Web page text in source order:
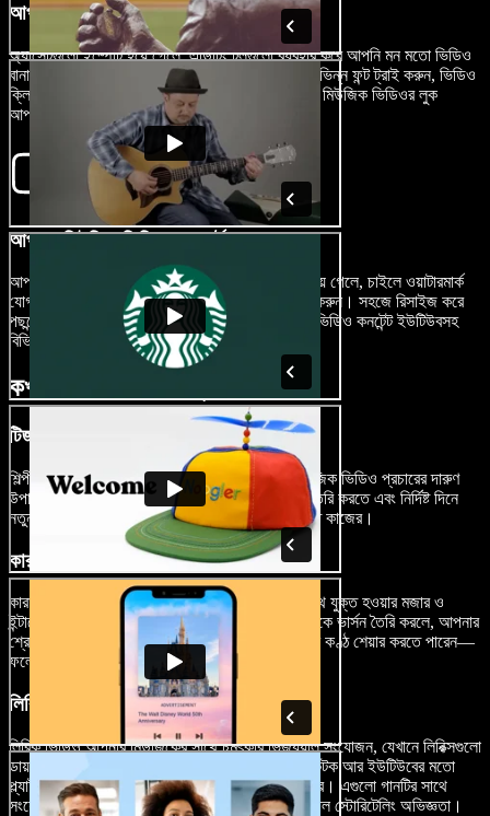
আপনার মিউজিক ভিডিও তৈরি করুন
অ্যাসেটগুলো ইম্পোর্ট হয়ে গেলে, এডিটিং টুলগুলো ব্যবহার করে আপনি মন মতো ভিডিও
বানাতে পারেন। ট্রানজিশন আর সাবটাইটেল যোগ করুন, বিভিন্ন ফন্ট ট্রাই করুন, ভিডিও
ক্লিপ সাজিয়ে নিন এবং ইন্ট্রো থেকে আউট্রো পর্যন্ত পুরো মিউজিক ভিডিওর লুক
আপনার মিউজিকের স্টাইল অনুযায়ী কাস্টমাইজ করুন।
আপনার মিউজিক ভিডিও এক্সপোর্ট করুন
আপনার মিউজিক ভিডিও মাস্টারপিসটা ফাইন টিউন করে হয়ে গেলে, চাইলে ওয়াটারমার্ক
যোগ করতে পারেন অথবা সরাসরি 'Export' বাটনে ক্লিক করুন। সহজে রিসাইজ করে
পছন্দের ফরম্যাট বেছে নিয়ে এক্সপোর্ট করুন, যাতে আপনার ভিডিও কনটেন্ট ইউটিউবসহ
বিভিন্ন প্ল্যাটফর্মে একদম ঠিকঠাক মানিয়ে যায়।
কখন মিউজিক ভিডিও ব্যবহার করবেন
টিজার মিউজিক ভিডিও
শিল্পীদের জন্য, টিজার মিউজিক ভিডিও আসন্ন পূর্ণাঙ্গ মিউজিক ভিডিও প্রচারের দারুণ
উপায়। এগুলো ভক্তদের মধ্যে আগ্রহ আর উত্তেজনা তৈরি করতে এবং নির্দিষ্ট দিনে
নতুন মিউজিক ভিডিওর রিলিজ ঘিরে হাইপ বাড়াতে অত্যন্ত কাজের।
কারাওকে ভিডিও
কারাওকে ভিডিও সংগীতপ্রেমীদের আপনার মিউজিকের সাথে যুক্ত হওয়ার মজার ও
ইন্টারেক্টিভ একটা উপায়। গানগুলোর স্লো লিরিক্সসহ কারাওকে ভার্সন তৈরি করলে, আপনার
শ্রোতারা গেয়ে উঠতে পারেন এবং সোশ্যাল মিডিয়ায় তাদের কণ্ঠ শেয়ার করতে পারেন—
ফলে তৈরি হয় এক ধরনের কমিউনিটির অনুভূতি।
লিরিক ভিডিও
লিরিক ভিডিও আপনার মিউজিকের সাথে চমৎকার ভিজ্যুয়াল সংযোজন, যেখানে লিরিক্সগুলো
ডায়নামিক ও সৃজনশীলভাবে তুলে ধরা হয়। ইন্সটাগ্রাম, টিকটক আর ইউটিউবের মতো
প্ল্যাটফর্মে শ্রোতাদের টেনে রাখতে এগুলো দুর্দান্ত কাজ করে। এগুলো গানটির সাথে
সংযোগ আরও গভীর করে, আর দেয় এক অসাধারণ ভিজ্যুয়াল স্টোরিটেলিং অভিজ্ঞতা।